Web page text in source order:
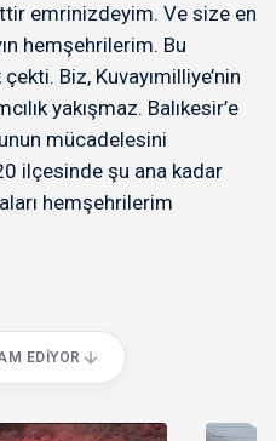
emrinizdeyim. Ve size en
hemşehrilerim. Bu
Biz, Kuvayımilliye’nin
yakışmaz. Balıkesir’e
mücadelesini
ilçesinde şu ana kadar
hemşehrilerim
EDIYOR